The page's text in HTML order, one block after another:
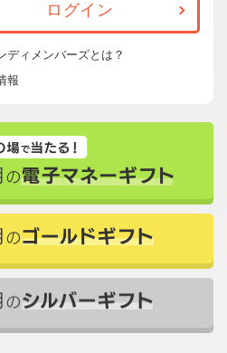
ログイン
ディメンバーズとは？
報